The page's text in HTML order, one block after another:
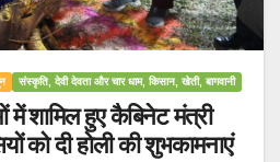
संस्कृति, देवी देवता और चार धाम, किसान, खेती, बागवानी
में शामिल हुए कैबिनेट मंत्री
को दी होली की शुभकामनाएं